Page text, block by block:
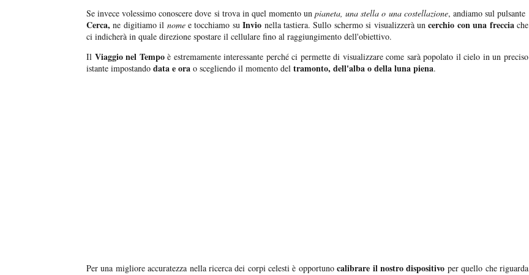
Se invece volessimo conoscere dove si trova in quel momento unpianeta, una stella o una costellazione, andiamo sul pulsante
Cerca, ne digitiamo il nomee tocchiamo suInvio nella tastiera. Sullo schermo si visualizzerà un cerchio con una frecciache
ci indicherà in quale direzione spostare il cellulare fino al raggiungimento dell'obiettivo.
Il Viaggio nel Tempoè estremamente interessante perché ci permette di visualizzare come sarà popolato il cielo in un preciso
istante impostando data e ora o scegliendo il momento del tramonto, dell'alba o della luna piena.
Per una migliore accuratezza nella ricerca dei corpi celesti è opportunocalibrare il nostro dispositivo per quello che riguarda